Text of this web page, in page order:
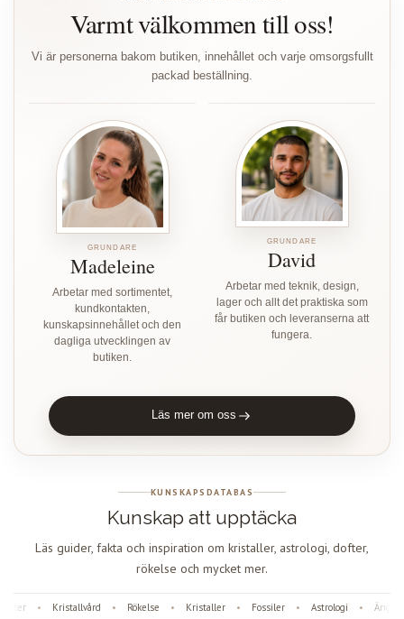
Varmt välkommen till oss!
Vi är personerna bakom butiken, innehållet och varje omsorgsfullt
packad beställning.
GRUNDARE
Madeleine
Arbetar med sortimentet,
kundkontakten,
kunskapsinnehållet och den
dagliga utvecklingen av
butiken.
GRUNDARE
David
Arbetar med teknik, design,
lager och allt det praktiska som
får butiken och leveranserna att
fungera.
Läs mer om oss
KUNSKAPSDATABAS
Kunskap att upptäcka
Läs guider, fakta och inspiration om kristaller, astrologi, dofter,
rökelse och mycket mer.
Kristallvård Rökelse Kristaller Fossiler Astrologi